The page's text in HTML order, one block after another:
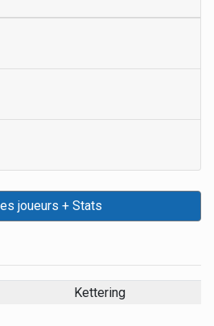
joueurs + Stats
Kettering